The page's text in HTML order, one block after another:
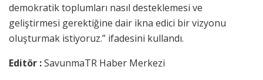
demokratik toplumları nasıl desteklemesi ve
geliştirmesi gerektiğine dair ikna edici bir vizyonu
oluşturmak istiyoruz.” ifadesini kullandı.
Editör :SavunmaTR Haber Merkezi